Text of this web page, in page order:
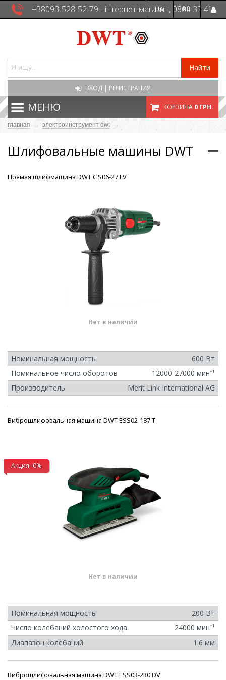
+38093-528-52-79 - інтернет-магазин, 0800 33 49
UA RU
Найти
ВХОД | РЕГИСТРАЦИЯ
МЕНЮ КОРЗИНА 0 ГРН.
главная → электроинструмент dwt →
Шлифовальные машины DWT
Прямая шлифмашина DWT GS06-27 LV
Нет в наличии
Номинальная мощность
600 Вт
Номинальное число оборотов
12000-27000 минˉ¹
Производитель
Merit Link International AG
Акция -0%
Виброшлифовальная машина DWT ESS02-187 T
Нет в наличии
Номинальная мощность
200 Вт
Число колебаний холостого хода
24000 минˉ¹
Диапазон колебаний
1.6 мм
Виброшлифовальная машина DWT ESS03-230 DV